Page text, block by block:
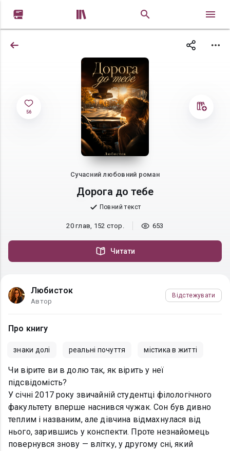
 
56
Сучасний любовний роман
Дорога до тебе
Повний текст
20 глав, 152 стор. 653
Читати
Любисток
Автор
Відстежувати
Про книгу
знаки долі реальні почуття містика в житті
Чи вірите ви в долю так, як вірить у неї
підсвідомість?
У січні 2017 року звичайній студентці філологічного
факультету вперше наснився чужак. Сон був дивно
теплим і названим, але дівчина відмахнулася від
нього, зарившись у конспекти. Проте незнайомець
повернувся знову — влітку, у другому сні, який